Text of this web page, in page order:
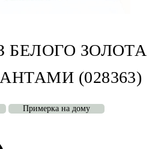
БЕЛОГО ЗОЛОТА
(028363)
Примерка на дому